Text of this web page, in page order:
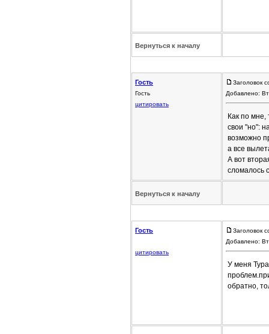
Вернуться к началу
Гость
Гость
цитировать
Заголовок
Добавлено:
Как по мне,
свои "но":
возможно
а все
А вот
сломалось
Вернуться к началу
Гость
цитировать
Заголовок
Добавлено:
У меня
обратно,